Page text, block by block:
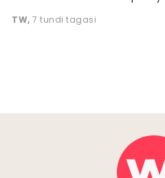
TW, 7 tundi tagasi